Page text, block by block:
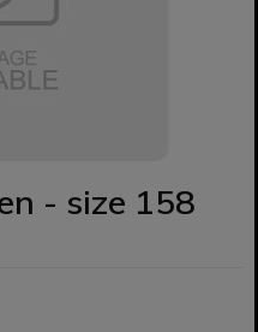
- size 158